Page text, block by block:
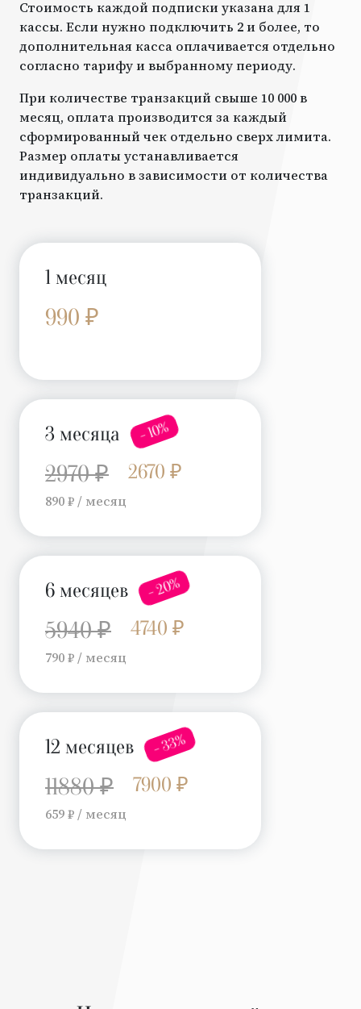
Стоимость каждой подписки указана для 1
кассы. Если нужно подключить 2 и более, то
дополнительная касса оплачивается отдельно
согласно тарифу и выбранному периоду.
При количестве транзакций свыше 10 000 в
месяц, оплата производится за каждый
сформированный чек отдельно сверх лимита.
Размер оплаты устанавливается
индивидуально в зависимости от количества
транзакций.
1 месяц
990 ₽
3 месяца - 10%
2970 ₽ 2670 ₽
890 ₽ / месяц
6 месяцев - 20%
5940 ₽ 4740 ₽
790 ₽ / месяц
12 месяцев - 33%
11880 ₽ 7900 ₽
659 ₽ / месяц